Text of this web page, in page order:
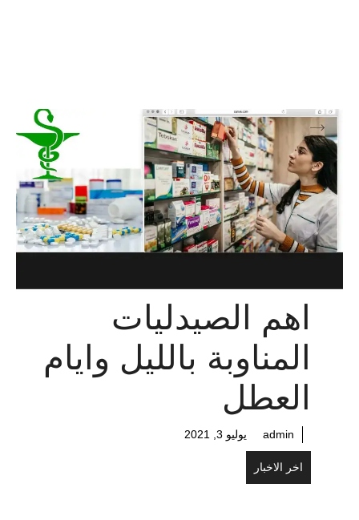
اهم الصيدليات
المناوبة بالليل وايام
العطل
admin يوليو 3, 2021
اخر الاخبار